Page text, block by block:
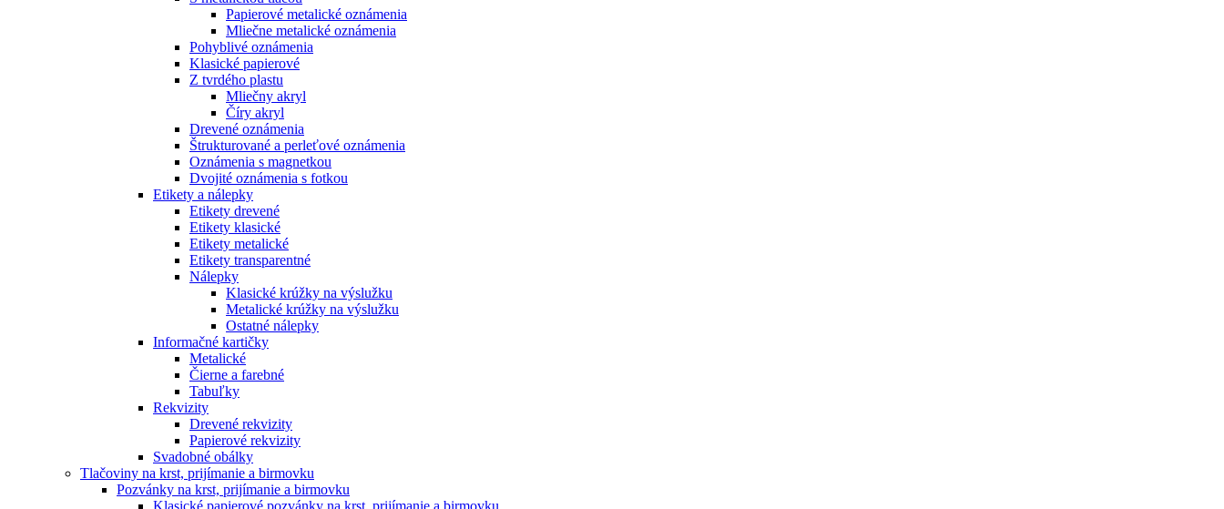
Papierové metalické oznámenia
Mliečne metalické oznámenia
Pohyblivé oznámenia
Klasické papierové
Z tvrdého plastu
Mliečny akryl
Číry akryl
Drevené oznámenia
Štrukturované a perleťové oznámenia
Oznámenia s magnetkou
Dvojité oznámenia s fotkou
Etikety a nálepky
Etikety drevené
Etikety klasické
Etikety metalické
Etikety transparentné
Nálepky
Klasické krúžky na výslužku
Metalické krúžky na výslužku
Ostatné nálepky
Informačné kartičky
Metalické
Čierne a farebné
Tabuľky
Rekvizity
Drevené rekvizity
Papierové rekvizity
Svadobné obálky
Tlačoviny na krst, prijímanie a birmovku
Pozvánky na krst, prijímanie a birmovku
Klasické papierové pozvánky na krst, prijímanie a birmovku